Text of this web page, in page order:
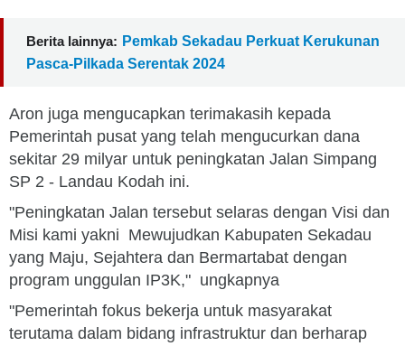
Berita lainnya: Pemkab Sekadau Perkuat Kerukunan
Pasca-Pilkada Serentak 2024
Aron juga mengucapkan terimakasih kepada
Pemerintah pusat yang telah mengucurkan dana
sekitar 29 milyar untuk peningkatan Jalan Simpang
SP 2 - Landau Kodah ini.
"Peningkatan Jalan tersebut selaras dengan Visi dan
Misi kami yakni Mewujudkan Kabupaten Sekadau
yang Maju, Sejahtera dan Bermartabat dengan
program unggulan IP3K," ungkapnya
"Pemerintah fokus bekerja untuk masyarakat
terutama dalam bidang infrastruktur dan berharap